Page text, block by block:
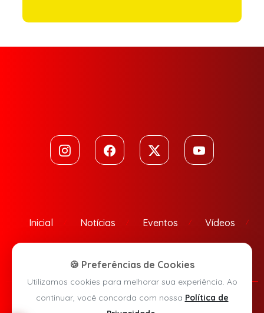
Inicial Notícias Eventos Vídeos
Política de Privacidade
🍪 Preferências de Cookies
Utilizamos cookies para melhorar sua experiência. Ao
continuar, você concorda com nossa Política de